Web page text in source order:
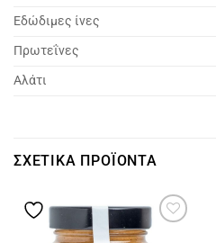
Εδώδιμες ίνες
Πρωτεΐνες
Αλάτι
ΣΧΕΤΙΚΆ ΠΡΟΪΌΝΤΑ